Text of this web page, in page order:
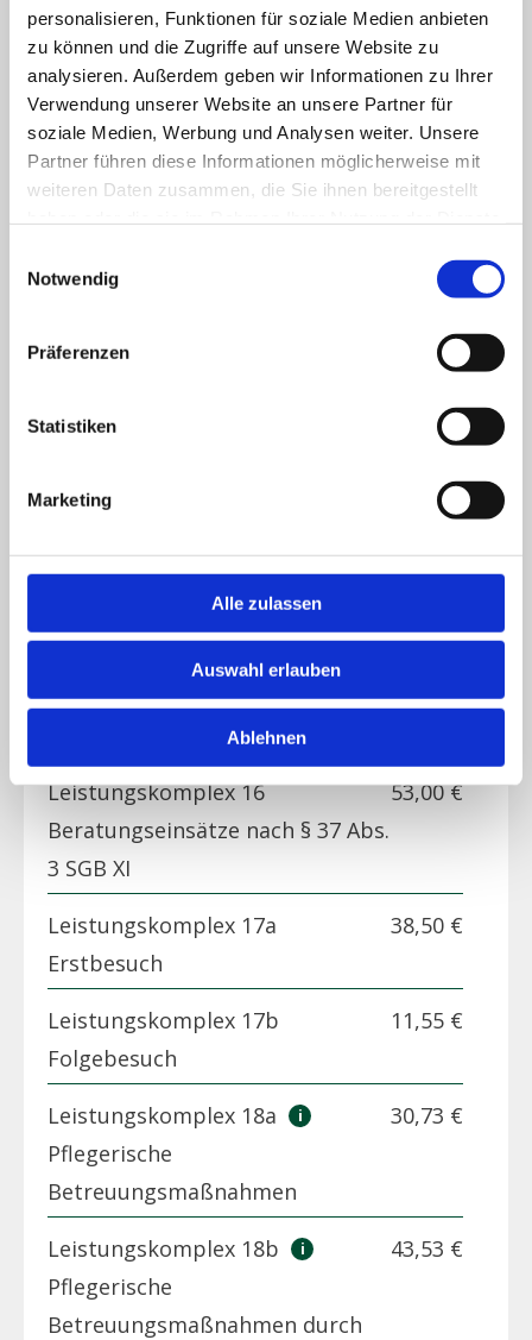
personalisieren, Funktionen für soziale Medien anbieten
zu können und die Zugriffe auf unsere Website zu
analysieren. Außerdem geben wir Informationen zu Ihrer
Verwendung unserer Website an unsere Partner für
soziale Medien, Werbung und Analysen weiter. Unsere
Partner führen diese Informationen möglicherweise mit
weiteren Daten zusammen, die Sie ihnen bereitgestellt
Notwendig
Präferenzen
Statistiken
Marketing
Alle zulassen
Auswahl erlauben
Ablehnen
Kleine Hilfen Nr.1 An- und
Auskleiden
Leistungskomplex 13.2
Kleine Hilfen Nr.2 Mundpflege
6,83 €
Leistungskomplex 13.3
Nagelpflege/Fingernägel/Fußnägel
6,83 €
6,83 €
Kleine Hilfen Nr.5 Haarwäsche
Leistungskomplex 14
Körperpflege mit An- und
Auskleiden
19,20 €
Leistungskomplex 15
Hilfen bei der Haushaltsführung
23,10 €
Leistungskomplex 16
Beratungseinsätze nach § 37 Abs.
3 SGB XI
53,00 €
Leistungskomplex 17a
Erstbesuch
38,50 €
Leistungskomplex 17b
Folgebesuch
11,55 €
Leistungskomplex 18a
Pflegerische
Betreuungsmaßnahmen
30,73 €
Leistungskomplex 18b
Pflegerische
Betreuungsmaßnahmen durch
43,53 €